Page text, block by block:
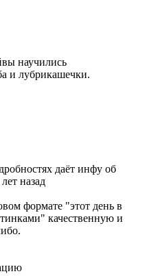
научились
и лубрикашечки.
даёт инфу об
назад
формате "этот день в
качественную и